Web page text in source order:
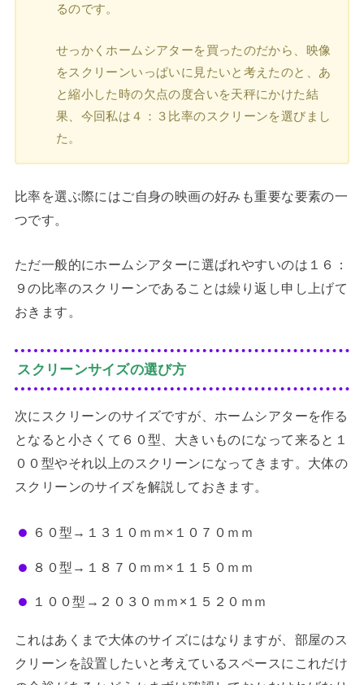
るのです。
せっかくホームシアターを買ったのだから、映像
をスクリーンいっぱいに見たいと考えたのと、あ
と縮小した時の欠点の度合いを天秤にかけた結
果、今回私は４：３比率のスクリーンを選びまし
た。
比率を選ぶ際にはご自身の映画の好みも重要な要素の一
つです。
ただ一般的にホームシアターに選ばれやすいのは１６：
９の比率のスクリーンであることは繰り返し申し上げて
おきます。
スクリーンサイズの選び方
次にスクリーンのサイズですが、ホームシアターを作る
となると小さくて６０型、大きいものになって来ると１
００型やそれ以上のスクリーンになってきます。大体の
スクリーンのサイズを解説しておきます。
６０型→１３１０ｍｍ×１０７０ｍｍ
８０型→１８７０ｍｍ×１１５０ｍｍ
１００型→２０３０ｍｍ×１５２０ｍｍ
これはあくまで大体のサイズにはなりますが、部屋のス
クリーンを設置したいと考えているスペースにこれだけ